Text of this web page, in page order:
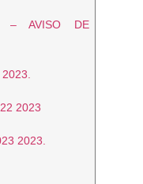
– AVISO DE
2023.
2023
2023.